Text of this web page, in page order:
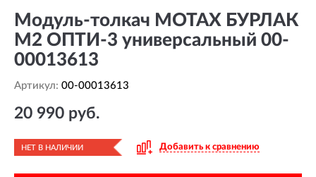
Модуль-толкач MOTAX БУРЛАК
М2 ОПТИ-3 универсальный 00-
00013613
Артикул: 00-00013613
20 990 руб.
НЕТ В НАЛИЧИИ Добавить к сравнению